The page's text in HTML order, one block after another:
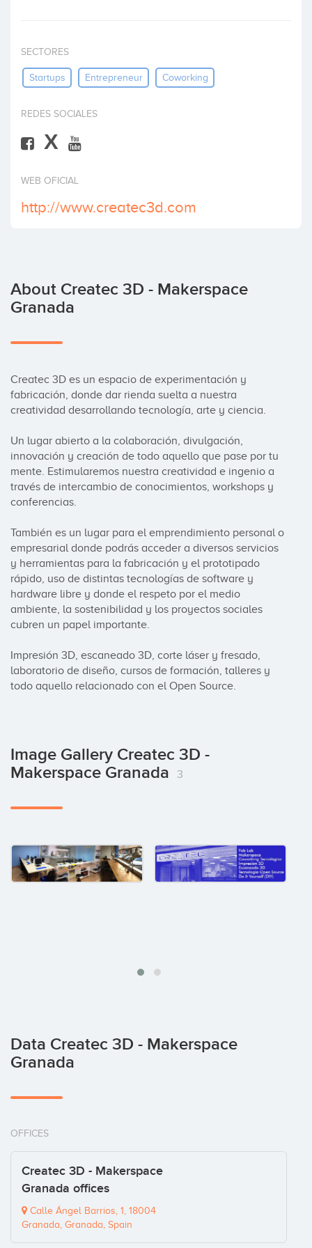
SECTORES
Startups Entrepreneur Coworking
REDES SOCIALES
X
WEB OFICIAL
http://www.createc3d.com
About Createc 3D - Makerspace
Granada
Createc 3D es un espacio de experimentación y
fabricación, donde dar rienda suelta a nuestra
creatividad desarrollando tecnología, arte y ciencia.
Un lugar abierto a la colaboración, divulgación,
innovación y creación de todo aquello que pase por tu
mente. Estimularemos nuestra creatividad e ingenio a
través de intercambio de conocimientos, workshops y
conferencias.
También es un lugar para el emprendimiento personal o
empresarial donde podrás acceder a diversos servicios
y herramientas para la fabricación y el prototipado
rápido, uso de distintas tecnologías de software y
hardware libre y donde el respeto por el medio
ambiente, la sostenibilidad y los proyectos sociales
cubren un papel importante.
Impresión 3D, escaneado 3D, corte láser y fresado,
laboratorio de diseño, cursos de formación, talleres y
todo aquello relacionado con el Open Source.
Image Gallery Createc 3D -
Makerspace Granada
3
Data Createc 3D - Makerspace
Granada
OFFICES
Createc 3D - Makerspace
Granada offices
Calle Ángel Barrios, 1, 18004
Granada, Granada, Spain